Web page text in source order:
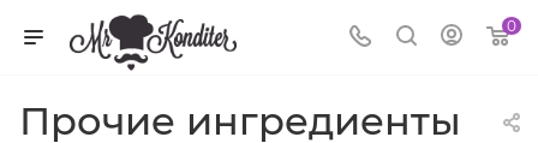
0
Прочие ингредиенты